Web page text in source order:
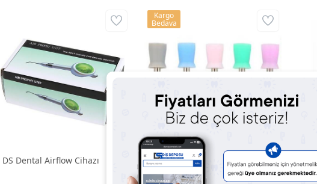
DS Dental Airflow Cihazı
DS Dental Polisaj Lastiği 100
Adet
Kargo
Bedava